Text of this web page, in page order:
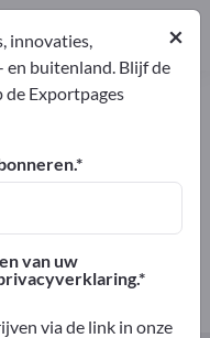
vind
Producenten18
Distributeurs
×
innovaties,
en buitenland. Blijf de
de Exportpages
van uw
via de link in onze